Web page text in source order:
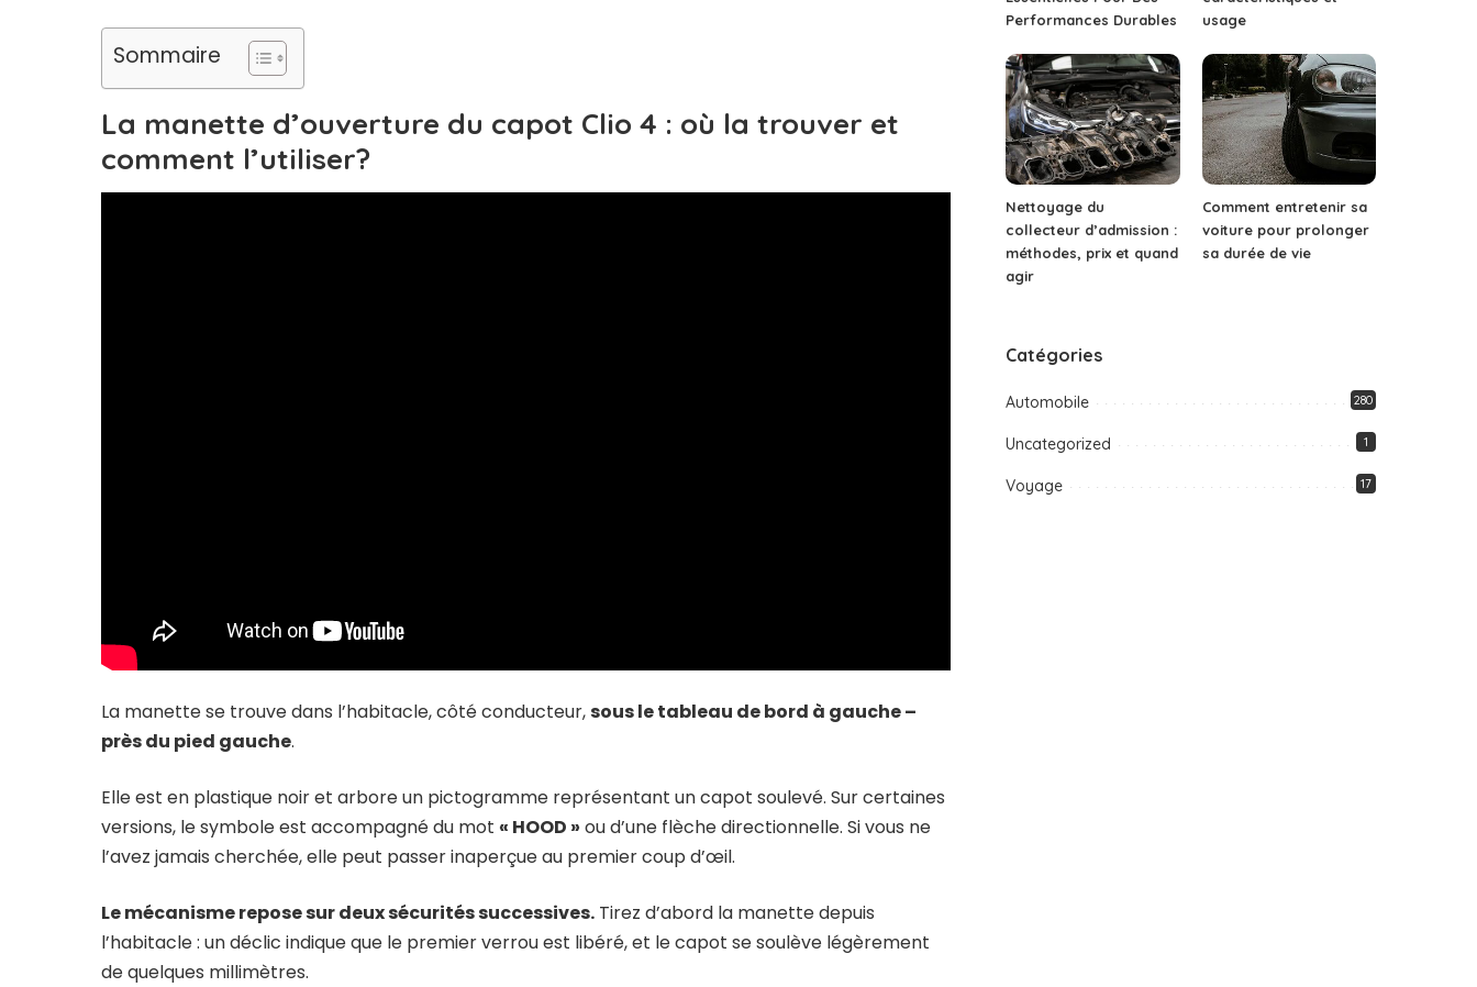
Sommaire
La manette d’ouverture du capot Clio 4 : où la trouver et
comment l’utiliser?
La manette se trouve dans l’habitacle, côté conducteur,sous le tableau de bord à gauche –
près du pied gauche.
Elle est en plastique noir et arbore un pictogramme représentant un capot soulevé. Sur certaines
versions, le symbole est accompagné du mot « HOOD » ou d’une flèche directionnelle. Si vous ne
l’avez jamais cherchée, elle peut passer inaperçue au premier coup d’œil.
Le mécanisme repose sur deux sécurités successives. Tirez d’abord la manette depuis
l’habitacle : un déclic indique que le premier verrou est libéré, et le capot se soulève légèrement
de quelques millimètres.
Performances Durables
usage
Nettoyage du
collecteur d’admission :
méthodes, prix et quand
agir
Comment entretenir sa
voiture pour prolonger
sa durée de vie
Catégories
Automobile 280
Uncategorized 1
Voyage 17